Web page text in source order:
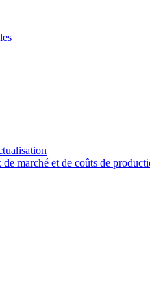
marché et de coûts de